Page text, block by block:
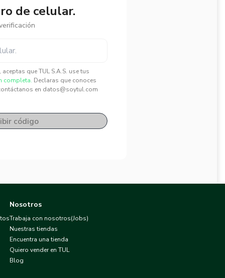
de celular.
que TUL S.A.S. use tus
completa. Declaras que conoces
en datos@soytul.com
código
Nosotros
Trabaja con nosotros(Jobs)
Nuestras tiendas
Encuentra una tienda
Quiero vender en TUL
Blog